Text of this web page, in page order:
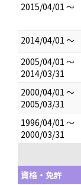
2015/04/01 ～
2014/04/01 ～
2005/04/01 ～
2014/03/31
2000/04/01 ～
2005/03/31
1996/04/01 ～
2000/03/31
資格・免許